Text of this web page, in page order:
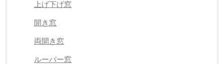
上げ下げ窓
開き窓
両開き窓
ルーバー窓